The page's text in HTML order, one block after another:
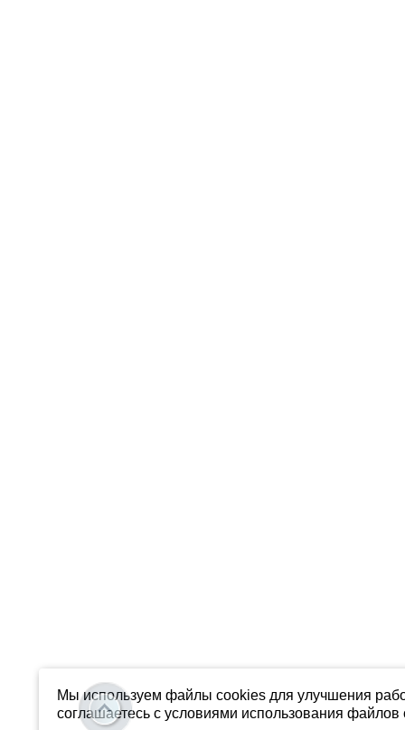
Мы используем файлы cookies для улучшения
соглашаетесь с условиями использования файлов